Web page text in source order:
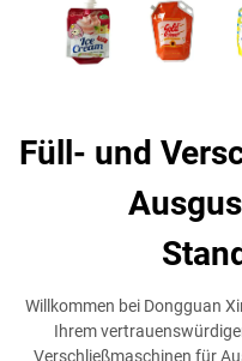
Füll- und
Willkommen bei Dongguan
Ihrem
Verschließmaschinen für